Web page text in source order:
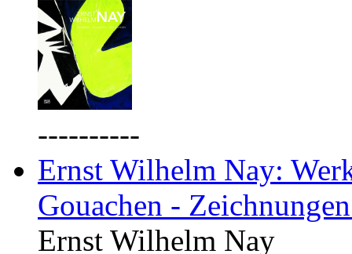
----------
Ernst Wilhelm Nay:
Gouachen -
Ernst Wilhelm Nay